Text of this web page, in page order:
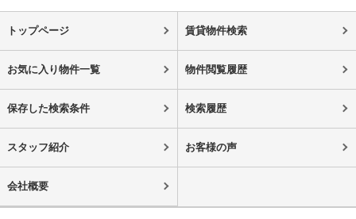
トップページ 賃貸物件検索
お気に入り物件一覧 物件閲覧履歴
保存した検索条件 検索履歴
スタッフ紹介 お客様の声
会社概要